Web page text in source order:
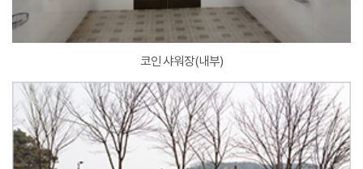
코인 샤워장(내부)